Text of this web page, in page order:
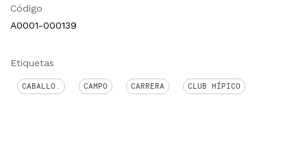
Código
A0001-000139
Etiquetas
CABALLO. CAMPO CARRERA CLUB HÍPICO